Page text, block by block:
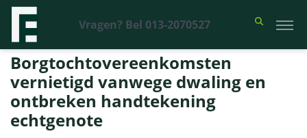
Vragen? Bel 013-2070527
Financieel Recht Advocaten >Uitspraken>Borgtochtovereenkomsten
vernietigd vanwege dwaling en ontbreken handtekening echtgenote
Borgtochtovereenkomsten
vernietigd vanwege dwaling en
ontbreken handtekening
echtgenote